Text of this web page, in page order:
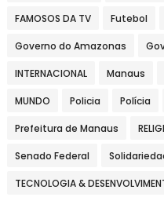
FAMOSOS DA TV Futebol
Governo do Amazonas
INTERNACIONAL Manaus
MUNDO Policia Polícia
Prefeitura de Manaus
Senado Federal
TECNOLOGIA &